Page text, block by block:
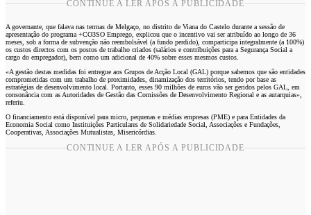
CONTINUE A LER APÓS A PUBLICIDADE
A governante, que falava nas termas de Melgaço, no distrito de Viana do Castelo durante a sessão de
apresentação do programa +CO3SO Emprego, explicou que o incentivo vai ser atribuído ao longo de 36
meses, sob a forma de subvenção não reembolsável (a fundo perdido), comparticipa integralmente (a 100%)
os custos directos com os postos de trabalho criados (salários e contribuições para a Segurança Social a
cargo do empregador), bem como um adicional de 40% sobre esses mesmos custos.
«A gestão destas medidas foi entregue aos Grupos de Acção Local (GAL) porque sabemos que são entidades
comprometidas com um trabalho de proximidades, dinamização dos territórios, tendo por base as
estratégias de desenvolvimento local. Portanto, esses 90 milhões de euros vão ser geridos pelos GAL, em
consonância com as Autoridades de Gestão das Comissões de Desenvolvimento Regional e as autarquias»,
referiu.
O financiamento está disponível para micro, pequenas e médias empresas (PME) e para Entidades da
Economia Social como Instituições Particulares de Solidariedade Social, Associações e Fundações,
Cooperativas, Associações Mutualistas, Misericórdias.
CONTINUE A LER APÓS A PUBLICIDADE